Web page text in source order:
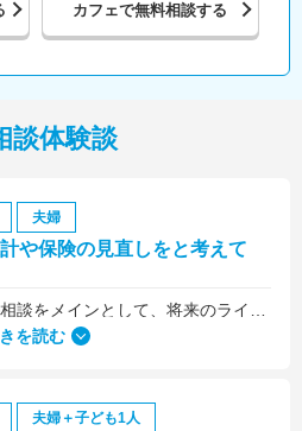
カフェで無料相談する
談体験談
夫婦
や保険の見直しをと考えて
を読む
夫婦＋子ども1人